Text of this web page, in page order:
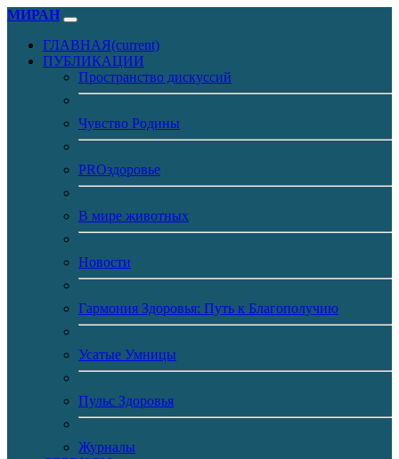
МИРАН
ГЛАВНАЯ(current)
ПУБЛИКАЦИИ
Пространство дискуссий
Чувство Родины
PROздоровье
В мире животных
Новости
Гармония Здоровья: Путь к Благополучию
Усатые Умницы
Пульс Здоровья
Журналы